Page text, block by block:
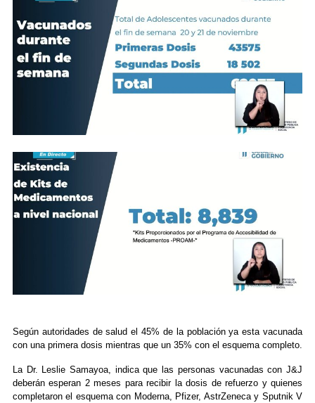
Según autoridades de salud el 45% de la población ya esta vacunada
con una primera dosis mientras que un 35% con el esquema completo.
La Dr. Leslie Samayoa, indica que las personas vacunadas con J&J
deberán esperan 2 meses para recibir la dosis de refuerzo y quienes
completaron el esquema con Moderna, Pfizer, AstrZeneca y Sputnik V